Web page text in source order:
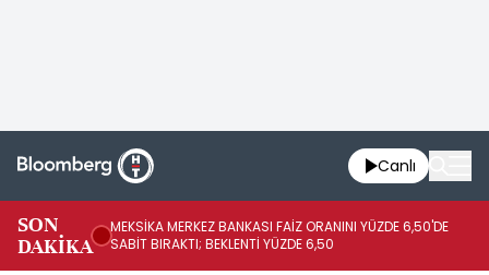
Canlı
SON
DAKİKA
MEKSİKA MERKEZ BANKASI FAİZ ORANINI YÜZDE 6,50'DE
SABİT BIRAKTI; BEKLENTİ YÜZDE 6,50